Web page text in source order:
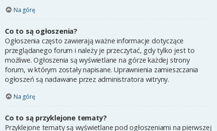
Na górę
Co to są ogłoszenia?
Ogłoszenia często zawierają ważne informacje dotyczące
przeglądanego forum i należy je przeczytać, gdy tylko jest to
możliwe. Ogłoszenia są wyświetlane na górze każdej strony
forum, w którym zostały napisane. Uprawnienia zamieszczania
ogłoszeń są nadawane przez administratora witryny.
Na górę
Co to są przyklejone tematy?
Przyklejone tematy są wyświetlane pod ogłoszeniami na pierwszej